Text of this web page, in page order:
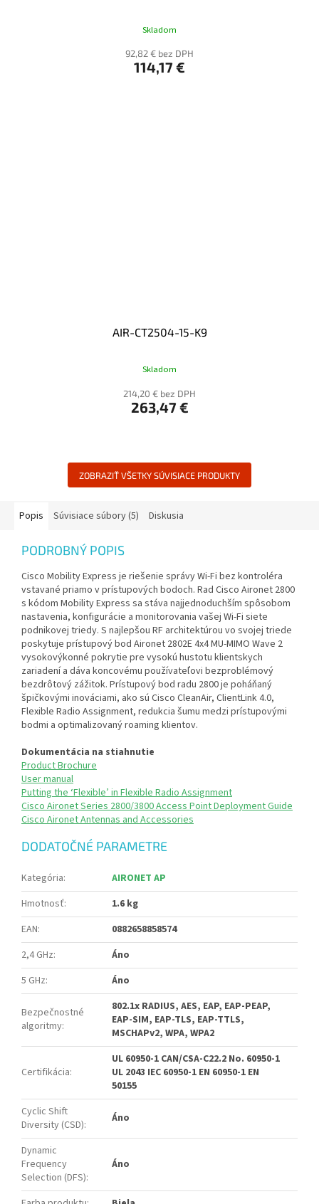
Skladom
92,82 € bez DPH
114,17 €
AIR-CT2504-15-K9
Skladom
214,20 € bez DPH
263,47 €
ZOBRAZIŤ VŠETKY SÚVISIACE PRODUKTY
Popis Súvisiace súbory (5) Diskusia
PODROBNÝ POPIS
Cisco Mobility Express je riešenie správy Wi-Fi bez kontroléra
vstavané priamo v prístupových bodoch. Rad Cisco Aironet 2800
s kódom Mobility Express sa stáva najjednoduchším spôsobom
nastavenia, konfigurácie a monitorovania vašej Wi-Fi siete
podnikovej triedy. S najlepšou RF architektúrou vo svojej triede
poskytuje prístupový bod Aironet 2802E 4x4 MU-MIMO Wave 2
vysokovýkonné pokrytie pre vysokú hustotu klientskych
zariadení a dáva koncovému používateľovi bezproblémový
bezdrôtový zážitok. Prístupový bod radu 2800 je poháňaný
špičkovými inováciami, ako sú Cisco CleanAir, ClientLink 4.0,
Flexible Radio Assignment, redukcia šumu medzi prístupovými
bodmi a optimalizovaný roaming klientov.
Dokumentácia na stiahnutie
Product Brochure
User manual
Putting the ‘Flexible’ in Flexible Radio Assignment
Cisco Aironet Series 2800/3800 Access Point Deployment Guide
Cisco Aironet Antennas and Accessories
DODATOČNÉ PARAMETRE
Kategória:
AIRONET AP
Hmotnosť:
1.6 kg
EAN:
0882658858574
2,4 GHz:
Áno
5 GHz: Áno
Bezpečnostné
algoritmy:
802.1x RADIUS, AES, EAP, EAP-PEAP,
EAP-SIM, EAP-TLS, EAP-TTLS,
MSCHAPv2, WPA, WPA2
Certifikácia:
UL 60950-1 CAN/CSA-C22.2 No. 60950-1
UL 2043 IEC 60950-1 EN 60950-1 EN
50155
Cyclic Shift
Diversity (CSD): Áno
Dynamic
Frequency
Selection (DFS):
Áno